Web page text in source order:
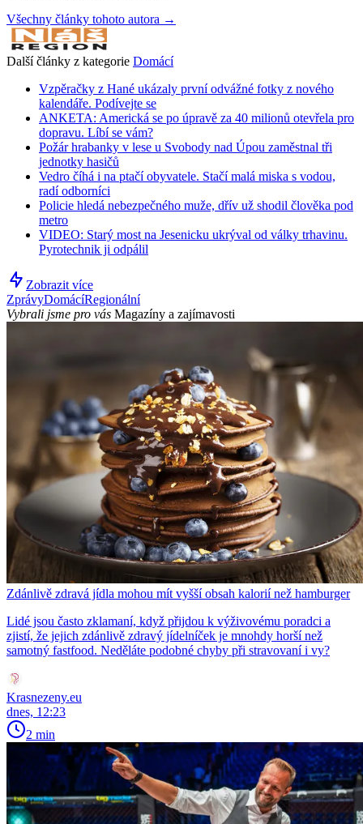
Všechny články tohoto autora →
Další články z kategorie Domácí
Vzpěračky z Hané ukázaly první odvážné fotky z nového
kalendáře. Podívejte se
ANKETA: Americká se po úpravě za 40 milionů otevřela pro
dopravu. Líbí se vám?
Požár hrabanky v lese u Svobody nad Úpou zaměstnal tři
jednotky hasičů
Vedro číhá i na ptačí obyvatele. Stačí malá miska s vodou,
radí odborníci
Policie hledá nebezpečného muže, dřív už shodil člověka pod
metro
VIDEO: Starý most na Jesenicku ukrýval od války trhavinu.
Pyrotechnik ji odpálil
Zobrazit více
ZprávyDomácíRegionální
Vybrali jsme pro vás Magazíny a zajímavosti
Zdánlivě zdravá jídla mohou mít vyšší obsah kalorií než hamburger
Lidé jsou často zklamaní, když přijdou k výživovému poradci a
zjistí, že jejich zdánlivě zdravý jídelníček je mnohdy horší než
samotný fastfood. Neděláte podobné chyby při stravovaní i vy?
Krasnezeny.eu
dnes, 12:23
2 min